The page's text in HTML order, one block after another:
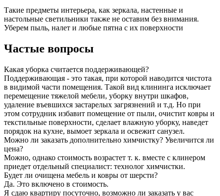
Такие предметы интерьера, как зеркала, настенные и
настольные светильники также не оставим без внимания.
Уберем пыль, налет и любые пятна с их поверхности
Частые вопросы
Какая уборка считается поддерживающей?
Поддерживающая - это такая, при которой наводится чистота
в видимой части помещения. Такой вид клининга исключает
перемещение тяжелой мебели, уборку внутри шкафов,
удаление въевшихся застарелых загрязнений и т.д. Но при
этом сотрудник избавит помещение от пыли, очистит ковры и
текстильные поверхности, сделает влажную уборку, наведет
порядок на кухне, вымоет зеркала и освежит санузел.
Можно ли заказать дополнительно химчистку? Увеличится ли
цена?
Можно, однако стоимость возрастет т. к. вместе с клинером
приедет отдельный специалист: технолог химчистки.
Будет ли очищена мебель и ковры от шерсти?
Да. Это включено в стоимость.
Я сдаю квартиру посуточно, возможно ли заказать у вас